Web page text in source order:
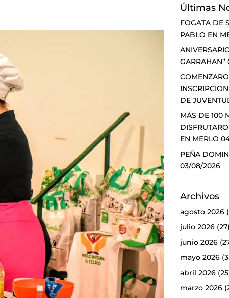
Últimas
FOGATA DE
PABLO EN
GARRAHAN”
DE
MÁS DE 100
EN MERLO
PEÑA
03/08/2026
Archivos
agosto 2026
julio 2026(27)
junio 2026
mayo 2026
abril 2026
marzo 2026